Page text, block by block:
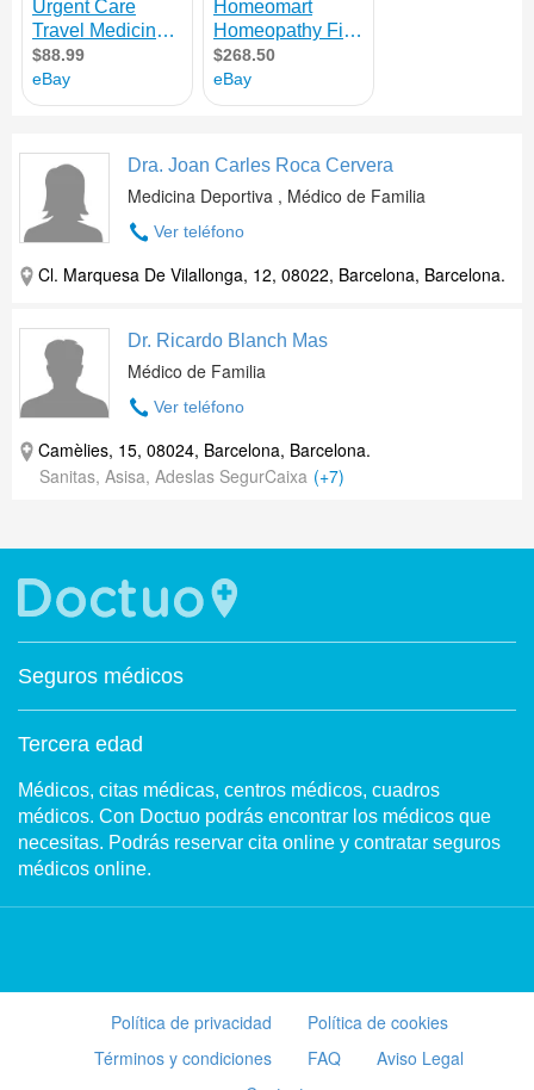
Dra. Joan Carles Roca Cervera
Medicina Deportiva , Médico de Familia
Ver teléfono
Cl. Marquesa De Vilallonga, 12, 08022, Barcelona, Barcelona.
Dr. Ricardo Blanch Mas
Médico de Familia
Ver teléfono
Camèlies, 15, 08024, Barcelona, Barcelona.
Sanitas, Asisa, Adeslas SegurCaixa (+7)
Seguros médicos
Tercera edad
Médicos, citas médicas, centros médicos, cuadros
médicos. Con Doctuo podrás encontrar los médicos que
necesitas. Podrás reservar cita online y contratar seguros
médicos online.
Política de privacidad
Política de cookies
Términos y condiciones
FAQ
Aviso Legal